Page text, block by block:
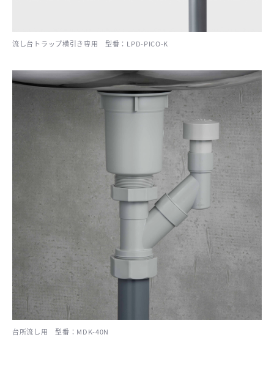
流し台トラップ横引き専用 型番：LPD-PICO-K
台所流し用 型番：MDK-40N